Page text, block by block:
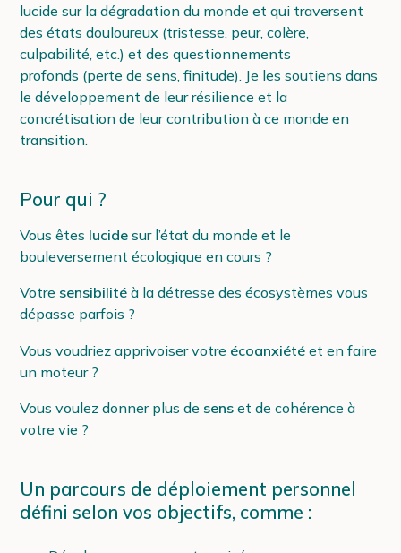
lucide sur la dégradation du monde et qui traversent
des états douloureux (tristesse, peur, colère,
culpabilité, etc.) et des questionnements
profonds (perte de sens, finitude). Je les soutiens dans
le développement de leur résilience et la
concrétisation de leur contribution à ce monde en
transition.
Pour qui ?
Vous êtes lucide sur l’état du monde et le
bouleversement écologique en cours ?
Votre sensibilité à la détresse des écosystèmes vous
dépasse parfois ?
Vous voudriez apprivoiser votre écoanxiétéet en faire
un moteur ?
Vous voulez donner plus de sens et de cohérence à
votre vie ?
Un parcours de déploiement personnel
défini selon vos objectifs, comme :